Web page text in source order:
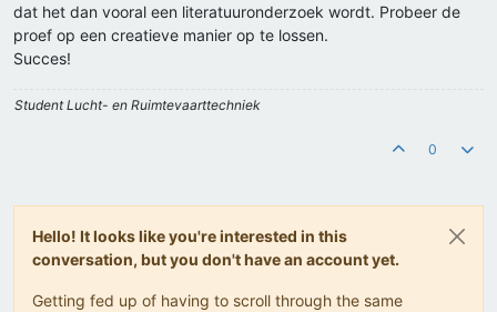
dat het dan vooral een literatuuronderzoek wordt. Probeer de
proef op een creatieve manier op te lossen.
Succes!
Student Lucht- en Ruimtevaarttechniek
0
Hello! It looks like you're interested in this
conversation, but you don't have an account yet.
Getting fed up of having to scroll through the same